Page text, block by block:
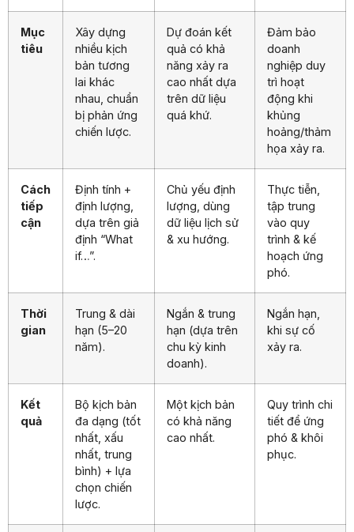
Mục
tiêu
Xây dựng
nhiều kịch
bản tương
lai khác
nhau, chuẩn
bị phản ứng
chiến lược.
Dự đoán kết
quả có khả
năng xảy ra
cao nhất dựa
trên dữ liệu
quá khứ.
Đảm bảo
doanh
nghiệp duy
trì hoạt
động khi
khủng
hoảng/thảm
họa xảy ra.
Cách
tiếp
cận
Định tính +
định lượng,
dựa trên giả
định “What
if…”.
Chủ yếu định
lượng, dùng
dữ liệu lịch sử
& xu hướng.
Thực tiễn,
tập trung
vào quy
trình & kế
hoạch ứng
phó.
Thời
gian
Trung & dài
hạn (5–20
năm).
Ngắn & trung
hạn (dựa trên
chu kỳ kinh
doanh).
Ngắn hạn,
khi sự cố
xảy ra.
Kết
quả
Bộ kịch bản
đa dạng (tốt
nhất, xấu
nhất, trung
bình) + lựa
chọn chiến
lược.
Một kịch bản
có khả năng
cao nhất.
Quy trình chi
tiết để ứng
phó & khôi
phục.